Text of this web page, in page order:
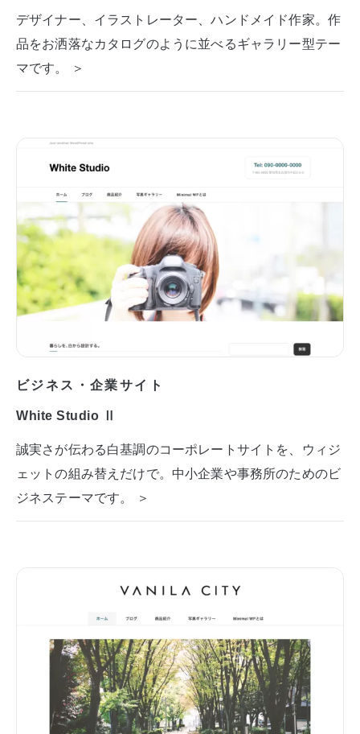
デザイナー、イラストレーター、ハンドメイド作家。作
品をお洒落なカタログのように並べるギャラリー型テー
マです。 ＞
ビジネス・企業サイト
White Studio Ⅱ
誠実さが伝わる白基調のコーポレートサイトを、ウィジ
ェットの組み替えだけで。中小企業や事務所のためのビ
ジネステーマです。 ＞